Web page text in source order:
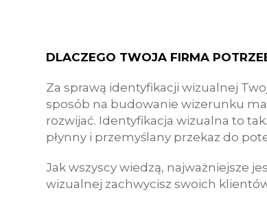
DLACZEGO TWOJA FIRMA
Za sprawą identyfikacji wizualnej
sposób na budowanie wizerunku
rozwijać. Identyfikacja wizualna to
płynny i przemyślany przekaz do
Jak wszyscy wiedzą, najważniejsze
wizualnej zachwycisz swoich